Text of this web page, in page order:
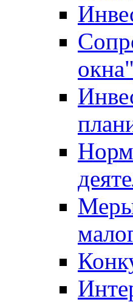
окна"
Меры